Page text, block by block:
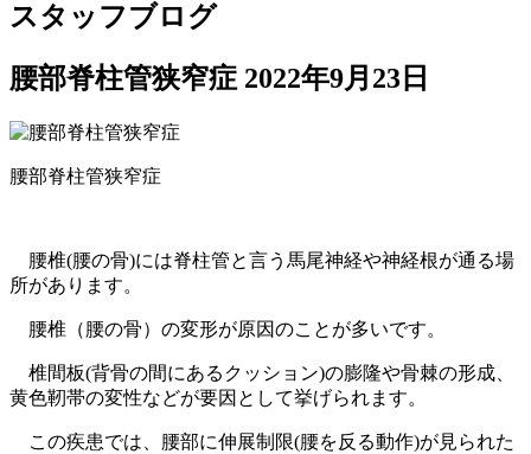
スタッフブログ
腰部脊柱管狭窄症 2022年9月23日
腰部脊柱管狭窄症
腰椎(腰の骨)には脊柱管と言う馬尾神経や神経根が通る場
所があります。
腰椎（腰の骨）の変形が原因のことが多いです。
椎間板(背骨の間にあるクッション)の膨隆や骨棘の形成、
黄色靭帯の変性などが要因として挙げられます。
この疾患では、腰部に伸展制限(腰を反る動作)が見られた